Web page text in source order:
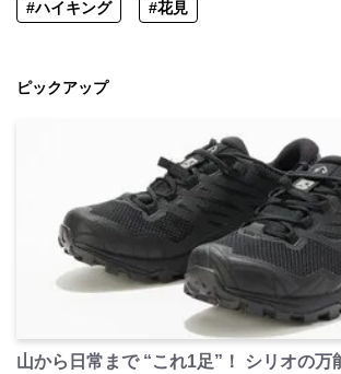
#ハイキング #花見
ピックアップ
山から日常まで “これ1足”！ シリオの万